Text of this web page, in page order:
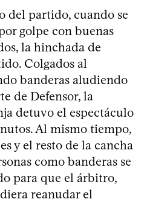
del partido, cuando se
golpe con buenas
la hinchada de
Colgados al
banderas aludiendo
de Defensor, la
detuvo el espectáculo
Al mismo tiempo,
y el resto de la cancha
como banderas se
para que el árbitro,
reanudar el